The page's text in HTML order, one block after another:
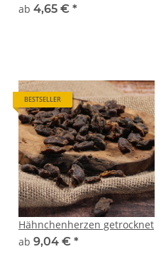
ab 4,65 € *
BESTSELLER
Hähnchenherzen getrocknet
ab 9,04 € *